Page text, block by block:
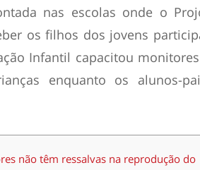
nas escolas onde o
os filhos dos jovens
Infantil capacitou
enquanto os alunos-
não têm ressalvas na reprodução do